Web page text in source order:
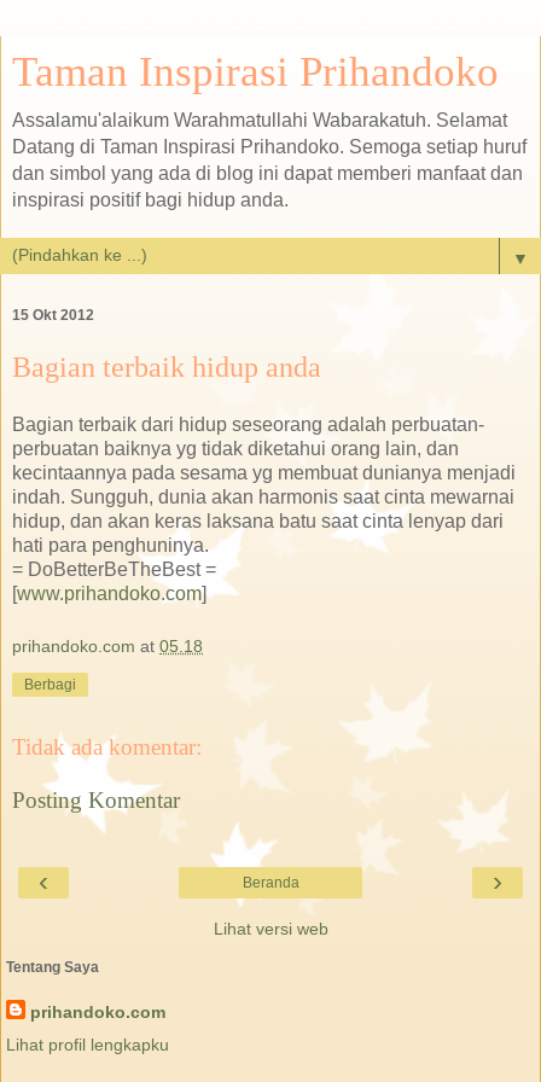
Taman Inspirasi Prihandoko
Assalamu'alaikum Warahmatullahi Wabarakatuh. Selamat
Datang di Taman Inspirasi Prihandoko. Semoga setiap huruf
dan simbol yang ada di blog ini dapat memberi manfaat dan
inspirasi positif bagi hidup anda.
▼
15 Okt 2012
Bagian terbaik hidup anda
Bagian terbaik dari hidup seseorang adalah perbuatan-
perbuatan baiknya yg tidak diketahui orang lain, dan
kecintaannya pada sesama yg membuat dunianya menjadi
indah. Sungguh, dunia akan harmonis saat cinta mewarnai
hidup, dan akan keras laksana batu saat cinta lenyap dari
hati para penghuninya.
= DoBetterBeTheBest =
[www.prihandoko.com]
prihandoko.com at 05.18
Berbagi
Tidak ada komentar:
Posting Komentar
‹ ›
Beranda
Lihat versi web
Tentang Saya
prihandoko.com
Lihat profil lengkapku